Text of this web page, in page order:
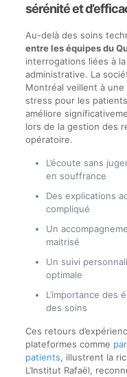
sérénité et
Au-delà des soins
entre les équipes du
interrogations liées à
administrative. La
Montréal veillent à
stress pour les
améliore
lors de la gestion des
opératoire.
L’écoute sans
en souffrance
Des explications
compliqué
Un
maitrisé
Un suivi
optimale
L’importance des
des soins
Ces retours
plateformes comme
patients, illustrent la
L’Institut Rafaël,